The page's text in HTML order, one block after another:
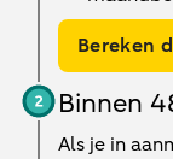
Bereken
Binnen
Als je in